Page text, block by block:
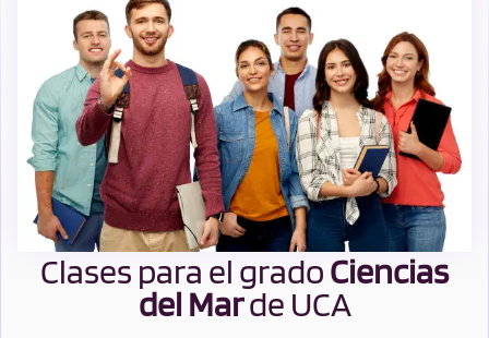
Clases para el gradoCiencias
del Marde UCA